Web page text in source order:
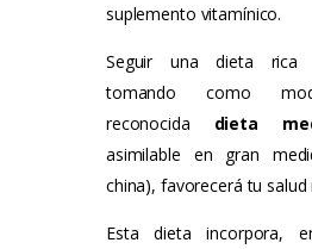
suplemento vitamínico.
Seguir una dieta rica
tomando como
reconocida dieta
asimilable en gran
china), favorecerá tu salud
Esta dieta incorpora,